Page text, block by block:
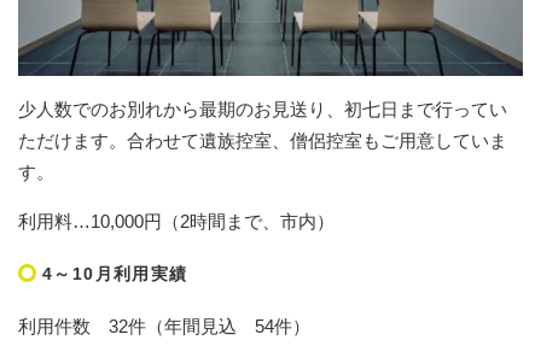
少人数でのお別れから最期のお見送り、初七日まで行ってい
ただけます。合わせて遺族控室、僧侶控室もご用意していま
す。
利用料…10,000円（2時間まで、市内）
4～10月利用実績
利用件数 32件（年間見込 54件）